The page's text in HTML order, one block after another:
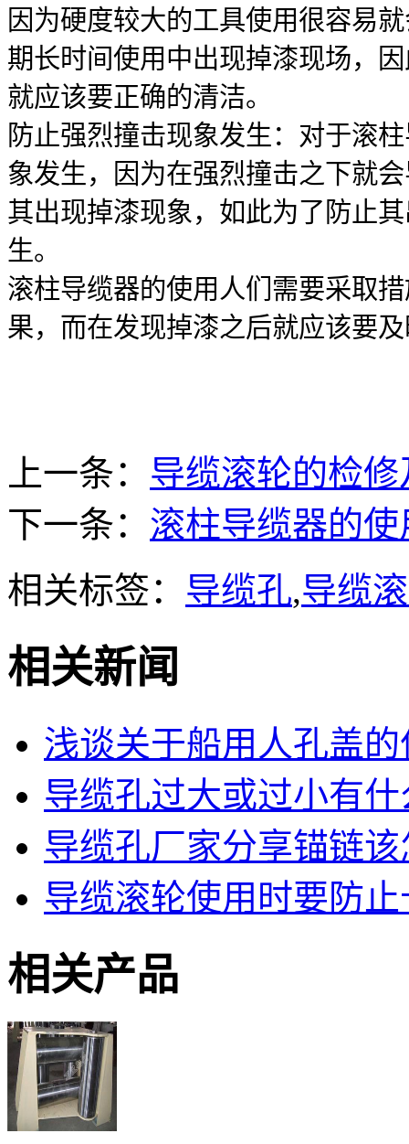
因为硬度较大的工具使用很容易
期长时间使用中出现掉漆现场，
就应该要正确的清洁。
防止强烈撞击现象发生：对于滚
象发生，因为在强烈撞击之下就
其出现掉漆现象，如此为了防止
生。
滚柱导缆器的使用人们需要采取
果，而在发现掉漆之后就应该要
上一条： 导缆滚轮的检
下一条： 滚柱导缆器的
相关标签： 导缆孔,导缆
相关新闻
浅谈关于船用人孔盖
导缆孔过大或过小有
导缆孔厂家分享锚链
导缆滚轮使用时要防
相关产品